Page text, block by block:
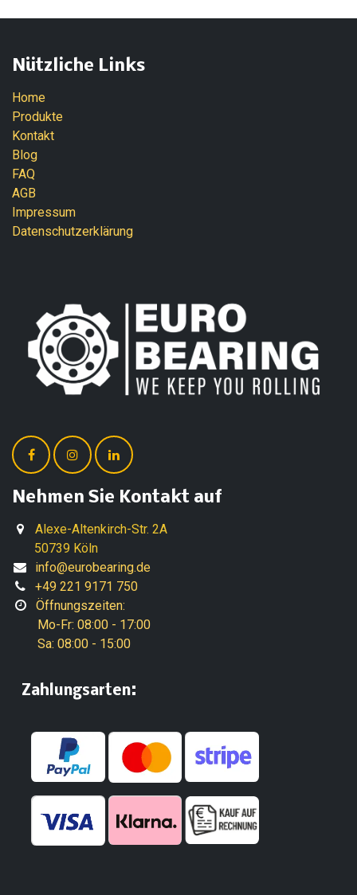
Nützliche Links
Home
Produkte
Kontakt
Blog
FAQ
AGB
Impressum
Datenschutzerklärung
Nehmen Sie Kontakt auf
Alexe-Altenkirch-Str. 2A
50739 Köln
info@eurobearing.de
+49 221 9171 750
Öffnungszeiten:
Mo-Fr: 08:00 - 17:00
Sa: 08:00 - 15:00
​Zahlungsarten: